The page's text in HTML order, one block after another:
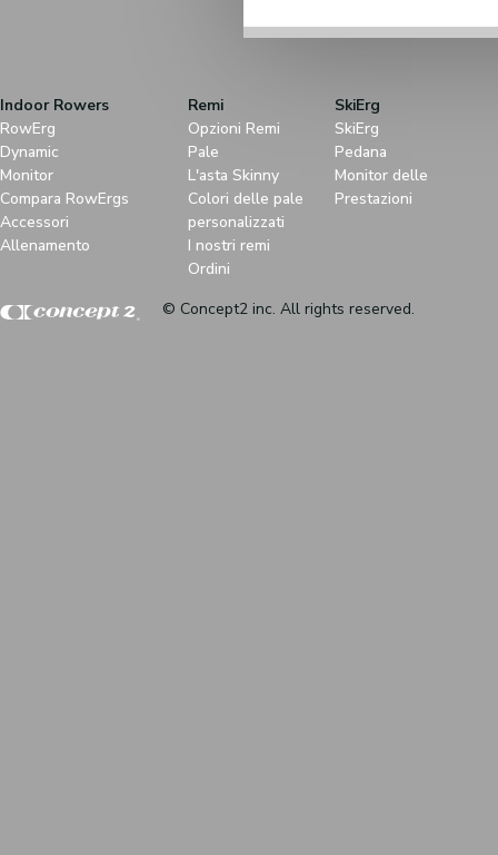
Indoor Rowers
RowErg
Dynamic
Monitor
Compara RowErgs
Accessori
Allenamento
Remi
Opzioni Remi
Pale
L'asta Skinny
Colori delle pale
personalizzati
I nostri remi
Ordini
SkiErg
SkiErg
Pedana
Monitor delle
Prestazioni
© Concept2 inc. All rights reserved.